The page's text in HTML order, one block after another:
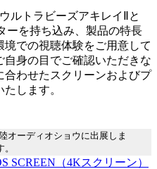
ルトラビーズアキレイⅡと
ーを持ち込み、製品の特長
での視聴体験をご用意して
身の目でご確認いただきな
わせたスクリーンおよびプ
します。
ーディオショウに出展しま
。
SCREEN（4Kスクリーン）